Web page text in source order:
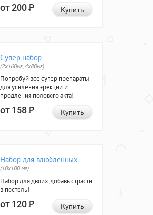
от 200Р Купить
Супер набор
(2х160мг, 4х80мг)
Попробуй все супер препараты
для усиления эрекции и
продления полового акта!
от 158Р Купить
Набор для влюбленных
(10х100 мг)
Набор для двоих, добавь страсти
в постель!
от 120Р Купить